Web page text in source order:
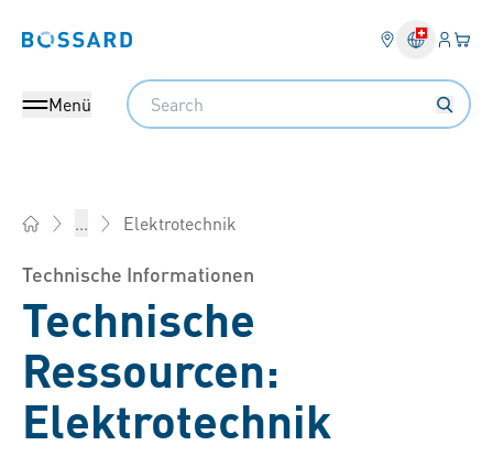
Bossard homepage Ihr
Menü
Search
... Elektrotechnik
Technische Informationen
Technische
Ressourcen:
Elektrotechnik